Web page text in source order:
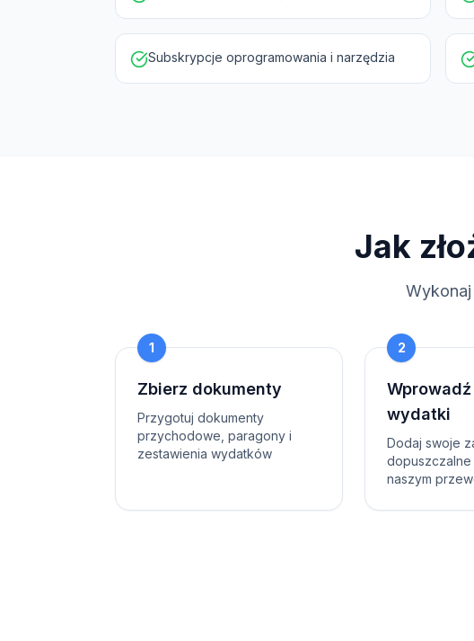
Subskrypcje oprogramowania i narzędzia
Jak
1
Zbierz dokumenty
Przygotuj dokumenty
przychodowe, paragony i
zestawienia wydatków
2
wydatki
Dodaj swoje
naszym